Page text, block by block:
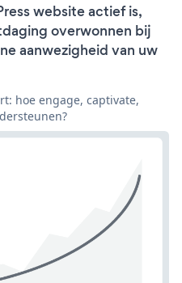
website actief is,
overwonnen bij
aanwezigheid van uw
hoe engage, captivate,